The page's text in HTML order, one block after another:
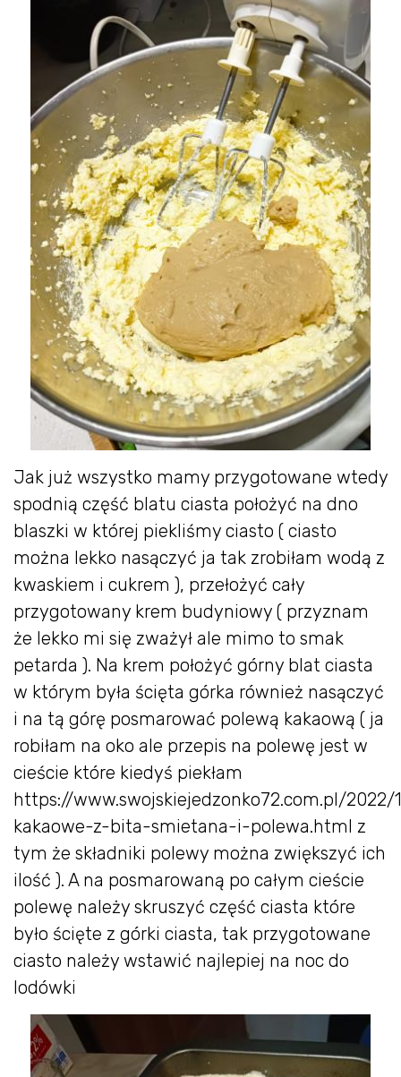
Jak już wszystko mamy przygotowane wtedy
spodnią część blatu ciasta położyć na dno
blaszki w której piekliśmy ciasto ( ciasto
można lekko nasączyć ja tak zrobiłam wodą z
kwaskiem i cukrem ), przełożyć cały
przygotowany krem budyniowy ( przyznam
że lekko mi się zważył ale mimo to smak
petarda ). Na krem położyć górny blat ciasta
w którym była ścięta górka również nasączyć
i na tą górę posmarować polewą kakaową ( ja
robiłam na oko ale przepis na polewę jest w
cieście które kiedyś piekłam
https://www.swojskiejedzonko72.com.pl/
kakaowe-z-bita-smietana-i-polewa.html z
tym że składniki polewy można zwiększyć ich
ilość ). A na posmarowaną po całym cieście
polewę należy skruszyć część ciasta które
było ścięte z górki ciasta, tak przygotowane
ciasto należy wstawić najlepiej na noc do
lodówki